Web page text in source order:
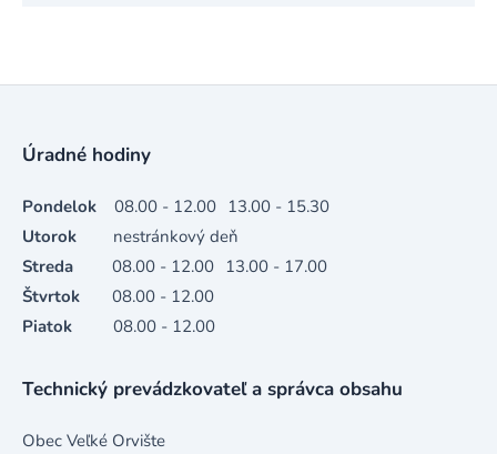
Úradné hodiny
Pondelok 08.00 - 12.00 13.00 - 15.30
Utorok
nestránkový deň
Streda
08.00 - 12.00 13.00 - 17.00
Štvrtok
08.00 - 12.00
Piatok
08.00 - 12.00
Technický prevádzkovateľ a správca obsahu
Obec Veľké Orvište